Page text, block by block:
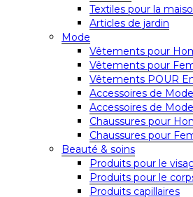
Textiles pour la
Articles de jardin
Mode
Vêtements pour
Vêtements pour
Vêtements POUR
Accessoires de
Accessoires de
Chaussures pour
Chaussures pour
Beauté & soins
Produits pour le
Produits pour le
Produits capillaires